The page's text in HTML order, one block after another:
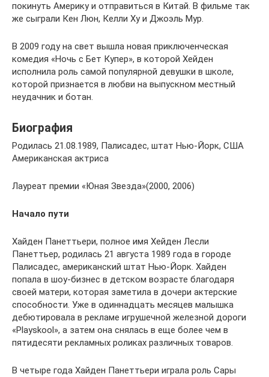
покинуть Америку и отправиться в Китай. В фильме так
же сыграли Кен Люн, Келли Ху и Джоэль Мур.
В 2009 году на свет вышла новая приключенческая
комедия «Ночь с Бет Купер», в которой Хейден
исполнила роль самой популярной девушки в школе,
которой признается в любви на выпускном местный
неудачник и ботан.
Биография
Родилась 21.08.1989, Палисадес, штат Нью-Йорк, США
Американская актриса
Лауреат премии «Юная Звезда»(2000, 2006)
Начало пути
Хайден Панеттьери, полное имя Хейден Лесли
Панеттьер, родилась 21 августа 1989 года в городе
Палисадес, американский штат Нью-Йорк. Хайден
попала в шоу-бизнес в детском возрасте благодаря
своей матери, которая заметила в дочери актерские
способности. Уже в одиннадцать месяцев малышка
дебютировала в рекламе игрушечной железной дороги
«Playskool», а затем она снялась в еще более чем в
пятидесяти рекламных роликах различных товаров.
В четыре года Хайден Панеттьери играла роль Сары